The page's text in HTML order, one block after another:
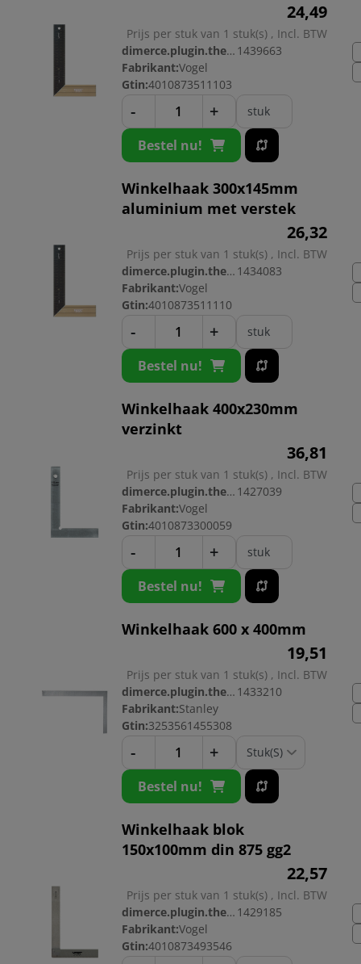
24,49
Prijs per stuk van 1 stuk(s) , Incl. BTW
dimerce.plugin.theme.productnr: 1439663
Fabrikant:Vogel
Gtin:4010873511103
- + stuk
Bestel nu!
Winkelhaak 300x145mm
aluminium met verstek
26,32
Prijs per stuk van 1 stuk(s) , Incl. BTW
dimerce.plugin.theme.productnr: 1434083
Fabrikant:Vogel
Gtin:4010873511110
- + stuk
Bestel nu!
Winkelhaak 400x230mm
verzinkt
36,81
Prijs per stuk van 1 stuk(s) , Incl. BTW
dimerce.plugin.theme.productnr: 1427039
Fabrikant:Vogel
Gtin:4010873300059
- + stuk
Bestel nu!
Winkelhaak 600 x 400mm
19,51
Prijs per stuk van 1 stuk(s) , Incl. BTW
dimerce.plugin.theme.productnr: 1433210
Fabrikant:Stanley
Gtin:3253561455308
- +
Bestel nu!
Winkelhaak blok
150x100mm din 875 gg2
22,57
Prijs per stuk van 1 stuk(s) , Incl. BTW
dimerce.plugin.theme.productnr: 1429185
Fabrikant:Vogel
Gtin:4010873493546